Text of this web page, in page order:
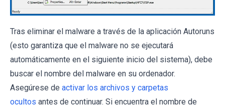
Tras eliminar el malware a través de la aplicación Autoruns
(esto garantiza que el malware no se ejecutará
automáticamente en el siguiente inicio del sistema), debe
buscar el nombre del malware en su ordenador.
Asegúrese de activar los archivos y carpetas
ocultos antes de continuar. Si encuentra el nombre de